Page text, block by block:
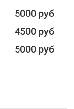
5000 руб
4500 руб
5000 руб